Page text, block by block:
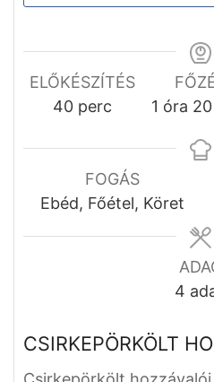
ELŐKÉSZÍTÉS
40perc
perc
1 hour
óra 20
FOGÁS
Ebéd, Főétel, Köret
4
CSIRKEPÖRKÖLT